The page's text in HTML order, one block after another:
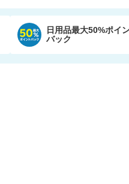
日用品最大50%ポイ
バック